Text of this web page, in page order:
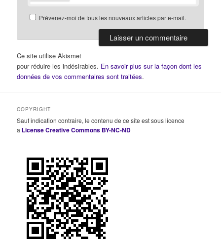
Prévenez-moi de tous les nouveaux articles par e-mail.
Ce site utilise Akismet
pour réduire les indésirables. En savoir plus sur la façon dont les
données de vos commentaires sont traitées.
COPYRIGHT
Sauf indication contraire, le contenu de ce site est sous licence
a License Creative Commons BY-NC-ND